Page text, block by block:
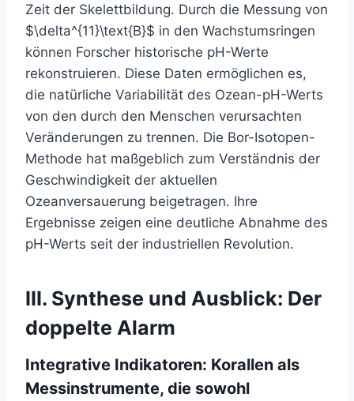
Zeit der Skelettbildung. Durch die Messung von
$\delta^{11}\text{B}$ in den Wachstumsringen
können Forscher historische pH-Werte
rekonstruieren. Diese Daten ermöglichen es,
die natürliche Variabilität des Ozean-pH-Werts
von den durch den Menschen verursachten
Veränderungen zu trennen. Die Bor-Isotopen-
Methode hat maßgeblich zum Verständnis der
Geschwindigkeit der aktuellen
Ozeanversauerung beigetragen. Ihre
Ergebnisse zeigen eine deutliche Abnahme des
pH-Werts seit der industriellen Revolution.
III. Synthese und Ausblick: Der
doppelte Alarm
Integrative Indikatoren: Korallen als
Messinstrumente, die sowohl